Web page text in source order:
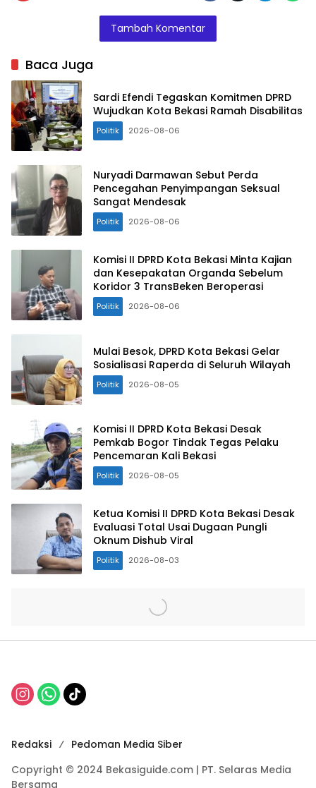
Tambah Komentar
Baca Juga
Sardi Efendi Tegaskan Komitmen DPRD
Wujudkan Kota Bekasi Ramah Disabilitas
Politik 2026-08-06
Nuryadi Darmawan Sebut Perda
Pencegahan Penyimpangan Seksual
Sangat Mendesak
Politik 2026-08-06
Komisi II DPRD Kota Bekasi Minta Kajian
dan Kesepakatan Organda Sebelum
Koridor 3 TransBeken Beroperasi
Politik 2026-08-06
Mulai Besok, DPRD Kota Bekasi Gelar
Sosialisasi Raperda di Seluruh Wilayah
Politik 2026-08-05
Komisi II DPRD Kota Bekasi Desak
Pemkab Bogor Tindak Tegas Pelaku
Pencemaran Kali Bekasi
Politik 2026-08-05
Ketua Komisi II DPRD Kota Bekasi Desak
Evaluasi Total Usai Dugaan Pungli
Oknum Dishub Viral
Politik 2026-08-03
Redaksi
Pedoman Media Siber
Copyright © 2024 Bekasiguide.com | PT. Selaras Media
Bersama